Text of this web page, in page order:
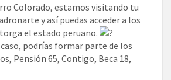
Colorado, estamos visitando tu
y así puedas acceder a los
el estado peruano.
podrías formar parte de los
Pensión 65, Contigo, Beca 18,